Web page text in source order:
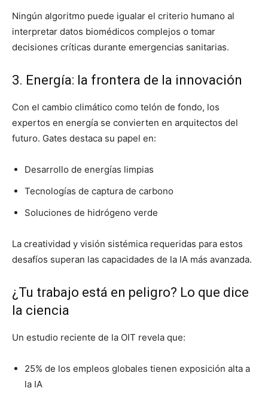
Ningún algoritmo puede igualar el criterio humano al
interpretar datos biomédicos complejos o tomar
decisiones críticas durante emergencias sanitarias.
3. Energía: la frontera de la innovación
Con el cambio climático como telón de fondo, los
expertos en energía se convierten en arquitectos del
futuro. Gates destaca su papel en:
Desarrollo de energías limpias
Tecnologías de captura de carbono
Soluciones de hidrógeno verde
La creatividad y visión sistémica requeridas para estos
desafíos superan las capacidades de la IA más avanzada.
¿Tu trabajo está en peligro? Lo que dice
la ciencia
Un estudio reciente de la OIT revela que:
25% de los empleos globales tienen exposición alta a
la IA